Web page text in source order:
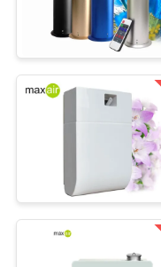
GIRO
DELLA
FABBRICA
CONTROLLO
DI
QUALITÀ
profumo